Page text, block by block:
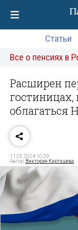
Статьи
Все о пенсиях в
Расширен
гостиницах,
облагаться
11.05.2024 10:29
Автор: Виктория Карташева